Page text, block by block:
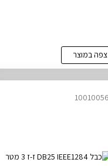
צפה במוצר